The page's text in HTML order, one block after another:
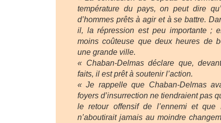
température du pays, on peut dire
d’hommes prêts à agir et à se battre.
il, la répression est peu importante ;
moins coûteuse que deux heures de
une grande ville.
« Chaban-Delmas déclare que,
faits, il est prêt à soutenir l’action.
« Je rappelle que Chaban-Delmas
foyers d’insurrection ne tiendraient pas
le retour offensif de l’ennemi et que
n’aboutirait jamais au moindre